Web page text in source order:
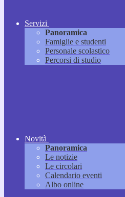
Servizi
Panoramica
Famiglie e studenti
Personale scolastico
Percorsi di studio
Novità
Panoramica
Le notizie
Le circolari
Calendario eventi
Albo online